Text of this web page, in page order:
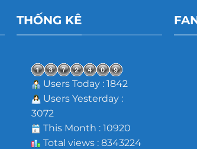
THỐNG KÊ
Users Today : 1842
Users Yesterday :
3072
This Month : 10920
Total views : 8343224